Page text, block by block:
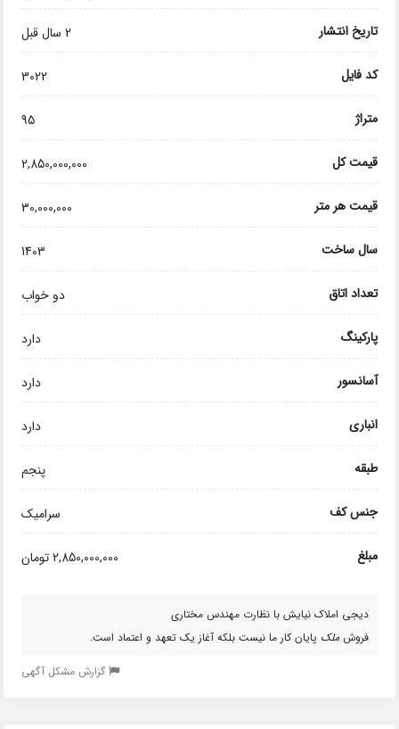
تاریخ انتشار 2 سال قبل
کد فایل 3022
متراژ 95
قیمت کل 2,850,000,000
قیمت هر متر 30,000,000
سال ساخت 1403
تعداد اتاق دو خواب
پارکینگ دارد
آسانسور دارد
انباری دارد
طبقه پنجم
جنس کف سرامیک
مبلغ 2,850,000,000 تومان
دیجی املاک نیایش با نظارت مهندس مختاری
فروشملک پایان کار ما نیست بلکه آغاز یک تعهد و اعتماد است.
گزارش مشکل آگهی